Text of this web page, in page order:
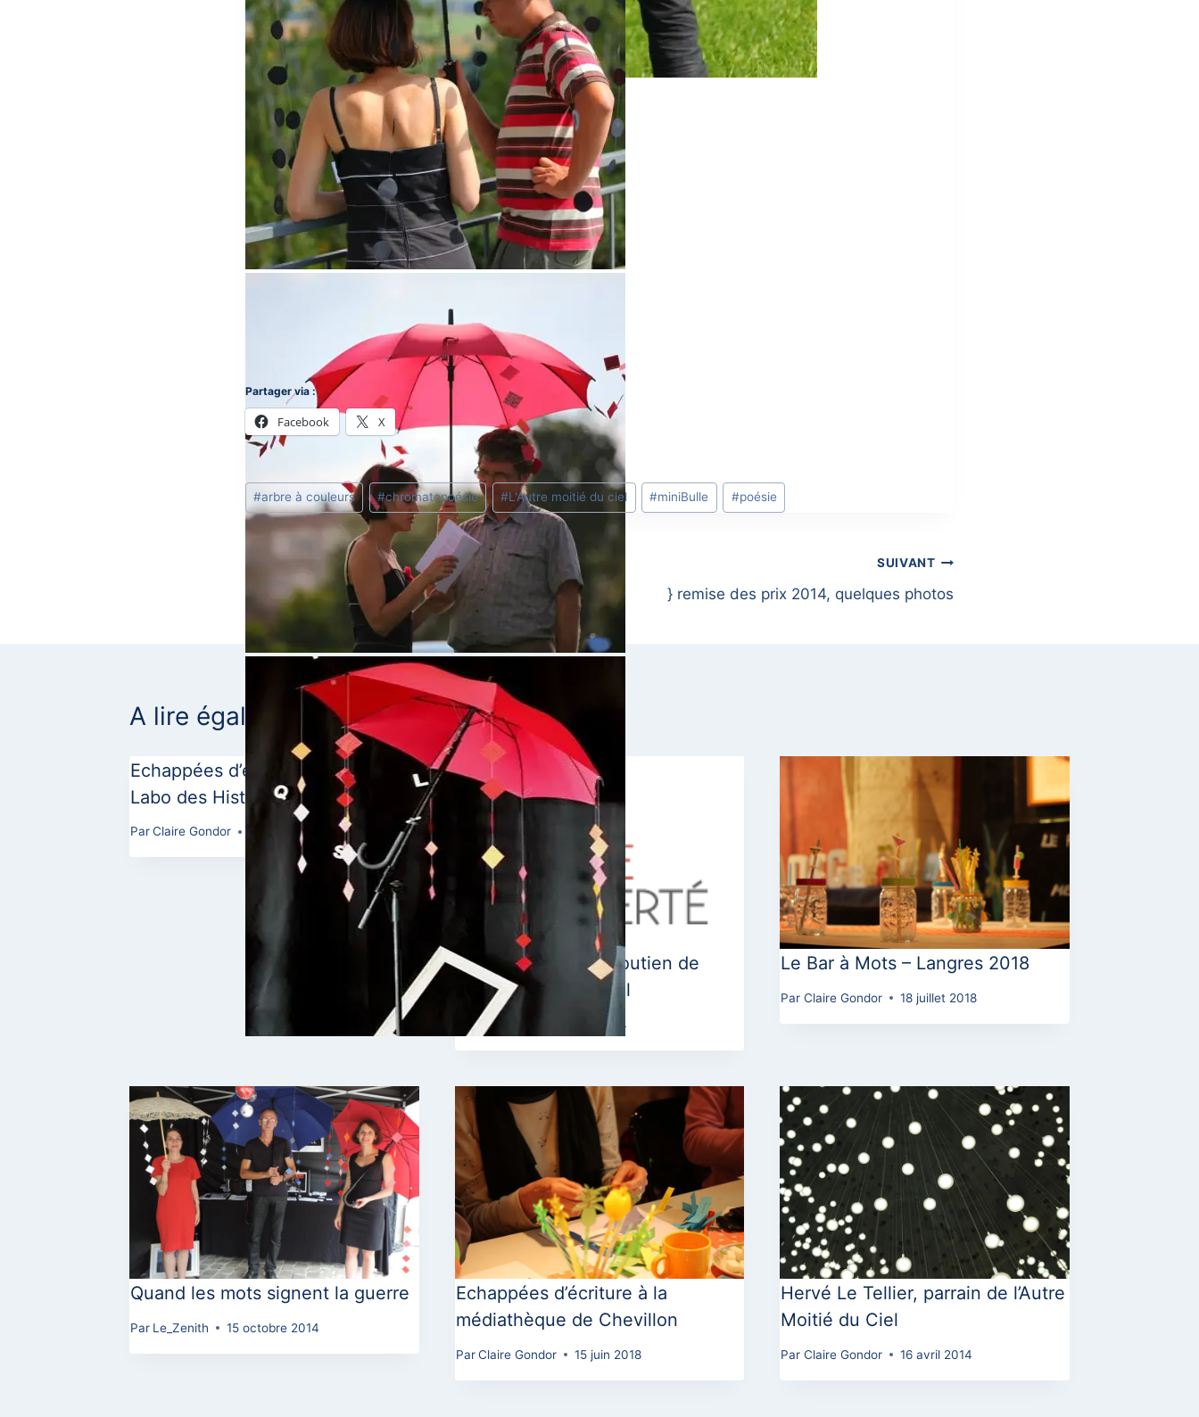
Partager via :
Facebook X
Post
Tags:
#arbre à couleurs #chromatopoésie #L'Autre moitié du ciel #miniBulle #poésie
Navigation
de
l’article
} Ambiance et musique au chien à plumes
SUIVANT
} remise des prix 2014, quelques photos
A lire également
Echappées d’écriture avec le
Labo des Histoires
Par Claire Gondor 5 juillet 2018
Poésie en liberté, soutien de
L’Autre moitié du ciel
ParLe_Zenith 24 avril 2014
Le Bar à Mots – Langres 2018
Par Claire Gondor 18 juillet 2018
Quand les mots signent la guerre
Par Le_Zenith 15 octobre 2014
Echappées d’écriture à la
médiathèque de Chevillon
Par Claire Gondor 15 juin 2018
Hervé Le Tellier, parrain de l’Autre
Moitié du Ciel
Par Claire Gondor 16 avril 2014